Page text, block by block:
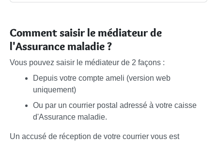
Comment saisir le médiateur de
l'Assurance maladie ?
Vous pouvez saisir le médiateur de 2 façons :
Depuis votre compte ameli (version web
uniquement)
Ou par un courrier postal adressé à votre caisse
d'Assurance maladie.
Un accusé de réception de votre courrier vous est